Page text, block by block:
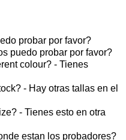
probar por favor?
puedo probar por favor?
colour? - Tienes
- Hay otras tallas en el
- Tienes esto en otra
estan los probadores?